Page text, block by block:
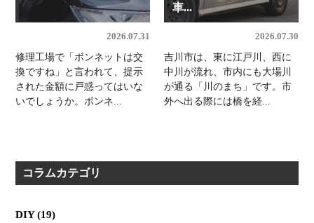
2026.07.31
修理工場で「ボンネットは交
換ですね」と言われて、提示
された金額に戸惑ってはいな
いでしょうか。ボンネ...
車...
2026.07.30
吉川市は、東に江戸川、西に
中川が流れ、市内にも大場川
が通る「川のまち」です。市
外へ出る際には橋を経...
コラムカテゴリ
DIY (19)